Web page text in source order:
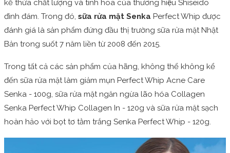
kế thừa chất lượng và tinh hoa của thương hiệu Shiseido
đình đám. Trong đó, sữa rửa mặt Senka Perfect Whip được
đánh giá là sản phẩm đứng đầu thị trường sữa rửa mặt Nhật
Bản trong suốt 7 năm liền từ 2008 đến 2015.
Trong tất cả các sản phẩm của hãng, không thể không kể
đến sữa rửa mặt làm giảm mụn Perfect Whip Acne Care
Senka - 100g, sữa rửa mặt ngăn ngừa lão hóa Collagen
Senka Perfect Whip Collagen In - 120g và sữa rửa mặt sạch
hoàn hảo với bọt tơ tằm trắng Senka Perfect Whip - 120g.